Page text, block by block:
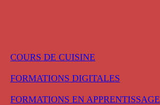
COURS DE CUISINE
FORMATIONS DIGITALES
FORMATIONS EN APPRENTISSAGE